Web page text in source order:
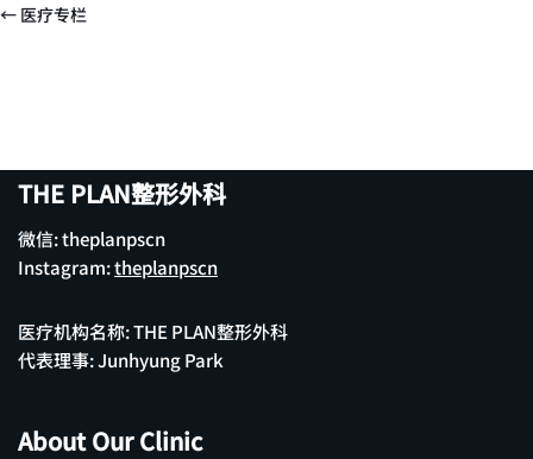
← 医疗专栏
THE PLAN整形外科
微信: theplanpscn
Instagram:theplanpscn
医疗机构名称: THE PLAN整形外科
代表理事: Junhyung Park
About Our Clinic